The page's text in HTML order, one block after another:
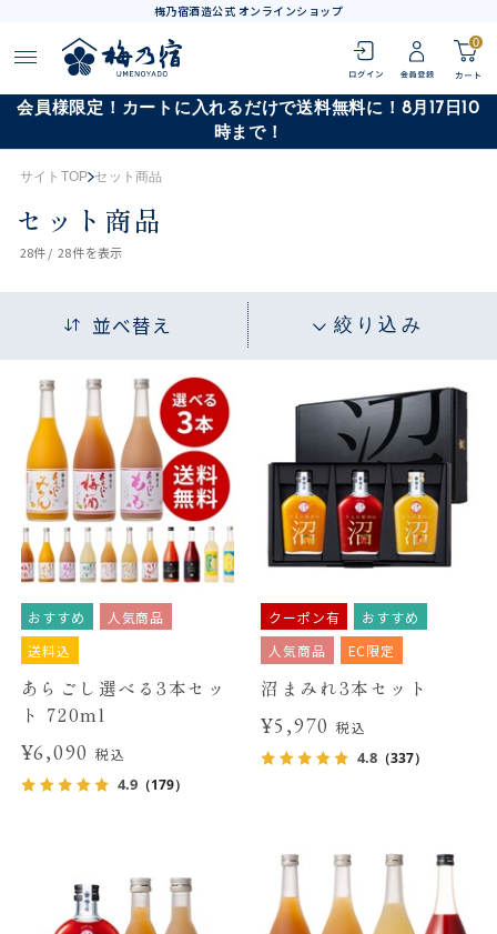
梅乃宿酒造公式 オンラインショップ
0
会員様限定！カートに入れるだけで送料無料に！8月17日10
時まで！
サイトTOP セット商品
セット商品
28件 / 28件を表示
並べ替え 絞り込み
おすすめ
人気商品
送料込
あらごし選べる3本セッ
ト 720ml
¥6,090税込
4.9（179）
クーポン有
おすすめ
人気商品
EC限定
沼まみれ3本セット
¥5,970 税込
4.8 （337）